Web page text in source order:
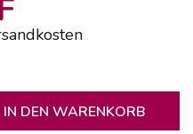
IN DEN WARENKORB